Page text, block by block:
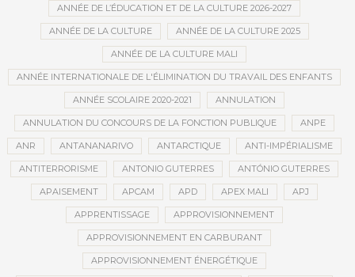
ANNÉE DE L’ÉDUCATION ET DE LA CULTURE 2026-2027
ANNÉE DE LA CULTURE ANNÉE DE LA CULTURE 2025
ANNÉE DE LA CULTURE MALI
ANNÉE INTERNATIONALE DE L'ÉLIMINATION DU TRAVAIL DES ENFANTS
ANNÉE SCOLAIRE 2020-2021 ANNULATION
ANNULATION DU CONCOURS DE LA FONCTION PUBLIQUE ANPE
ANR ANTANANARIVO ANTARCTIQUE ANTI-IMPÉRIALISME
ANTITERRORISME ANTONIO GUTERRES ANTÓNIO GUTERRES
APAISEMENT APCAM APD APEX MALI APJ
APPRENTISSAGE APPROVISIONNEMENT
APPROVISIONNEMENT EN CARBURANT
APPROVISIONNEMENT ÉNERGÉTIQUE